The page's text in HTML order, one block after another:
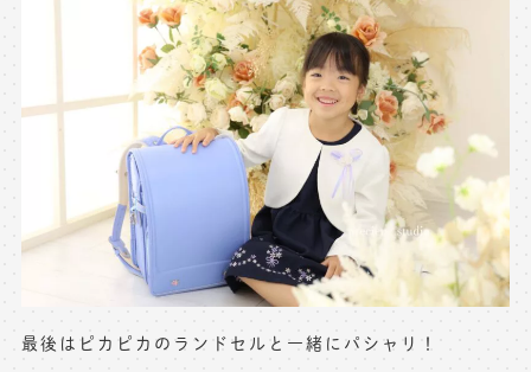
最後はピカピカのランドセルと一緒にパシャリ！